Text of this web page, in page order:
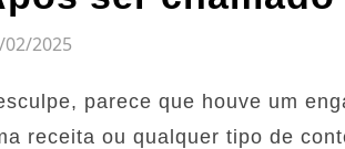
02/2025
parece que houve um
receita ou qualquer tipo de